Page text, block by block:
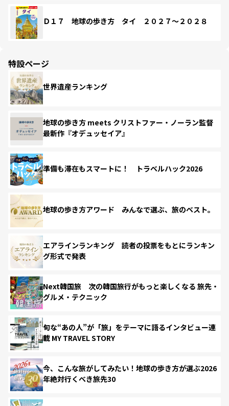
Ｄ１７ 地球の歩き方 タイ ２０２７～２０２８
特設ページ
世界遺産ランキング
地球の歩き方 meets クリストファー・ノーラン監督
最新作『オデュッセイア』
準備も滞在もスマートに！ トラベルハック2026
地球の歩き方アワード みんなで選ぶ、旅のベスト。
エアラインランキング 読者の投票をもとにランキン
グ形式で発表
Next韓国旅 次の韓国旅行がもっと楽しくなる 旅先・
グルメ・テクニック
旬な“あの人”が「旅」をテーマに語るインタビュー連
載 MY TRAVEL STORY
今、こんな旅がしてみたい！地球の歩き方が選ぶ2026
年絶対行くべき旅先30